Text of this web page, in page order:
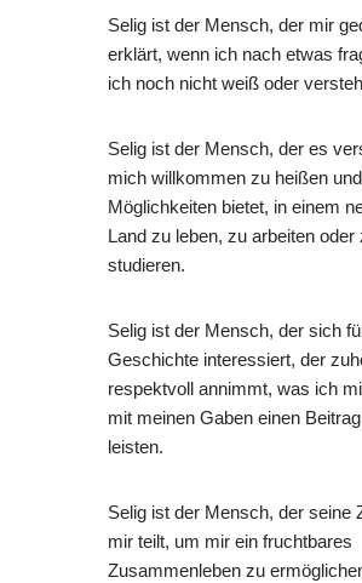
Selig ist der Mensch, der mir
erklärt, wenn ich nach etwas
ich noch nicht weiß oder
Selig ist der Mensch, der es
mich willkommen zu heißen
Möglichkeiten bietet, in einem
Land zu leben, zu arbeiten oder
studieren.
Selig ist der Mensch, der sich
Geschichte interessiert, der
respektvoll annimmt, was ich
mit meinen Gaben einen
leisten.
Selig ist der Mensch, der seine
mir teilt, um mir ein fruchtbares
Zusammenleben zu